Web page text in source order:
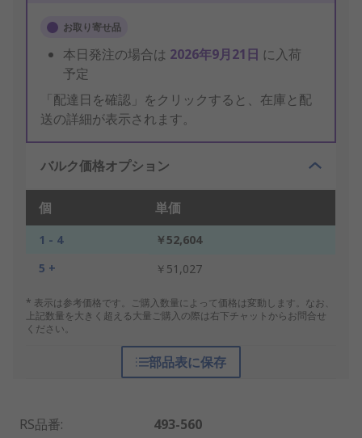
お取り寄せ品
本日発注の場合は 2026年9月21日 に入荷
予定
「配達日を確認」をクリックすると、在庫と配
送の詳細が表示されます。
バルク価格オプション
個 単価
1 - 4
￥52,604
5 +
￥51,027
* 表示は参考価格です。ご購入数量によって価格は変動します。なお、
上記数量を大きく超える大量ご購入の際は右下チャットからお問合せ
ください。
部品表に保存
RS品番:
493-560